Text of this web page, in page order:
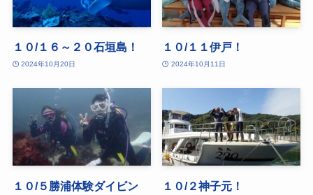
１０/１６～２０石垣島！
2024年10月20日
１０/１１伊戸！
2024年10月11日
１０/５勝浦体験ダイビン
１０/２神子元！